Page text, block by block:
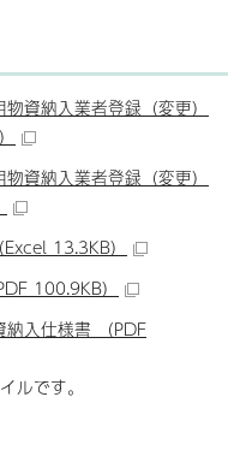
資納入業者登録（変更）
資納入業者登録（変更）
13.3KB）
100.9KB）
納入仕様書 （PDF
ルです。